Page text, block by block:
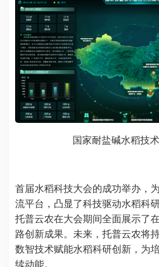
国家耐盐碱水稻技
首届水稻科技大会的成功举办，
流平台，凸显了科技驱动水稻科
托普云农在大会期间全面展示了
路创新成果。未来，托普云农将
数智技术赋能水稻科研创新，为
续动能。